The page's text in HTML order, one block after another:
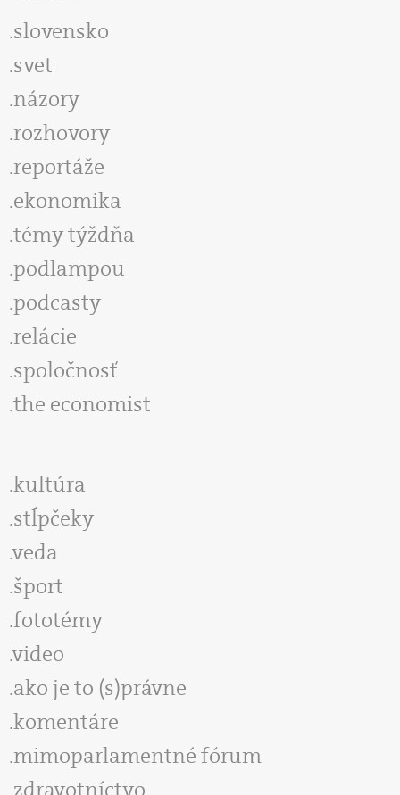
slovensko
svet
názory
rozhovory
reportáže
ekonomika
témy týždňa
podlampou
podcasty
relácie
spoločnosť
the economist
kultúra
stĺpčeky
veda
šport
fototémy
video
ako je to (s)právne
komentáre
mimoparlamentné fórum